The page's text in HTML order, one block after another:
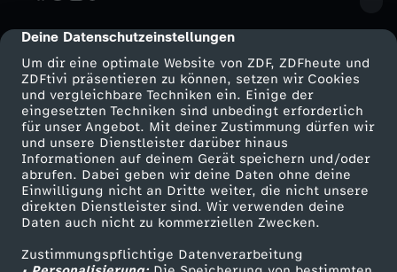
cmp-dialog-description
Deine Datenschutzeinstellungen
Um dir eine optimale Website von ZDF, ZDFheute und
ZDFtivi präsentieren zu können, setzen wir Cookies
und vergleichbare Techniken ein. Einige der
eingesetzten Techniken sind unbedingt erforderlich
für unser Angebot. Mit deiner Zustimmung dürfen wir
und unsere Dienstleister darüber hinaus
Informationen auf deinem Gerät speichern und/oder
abrufen. Dabei geben wir deine Daten ohne deine
Einwilligung nicht an Dritte weiter, die nicht unsere
direkten Dienstleister sind. Wir verwenden deine
Daten auch nicht zu kommerziellen Zwecken.
Zustimmungspflichtige Datenverarbeitung
i
t
i
k
u
n
Mehr ZDF
ZDF-Apps
Smart TV
ZDFtext
Livestreams
Service
ZDFmitreden
Kontakt zum ZDF
Tickets
Zuschauerservice